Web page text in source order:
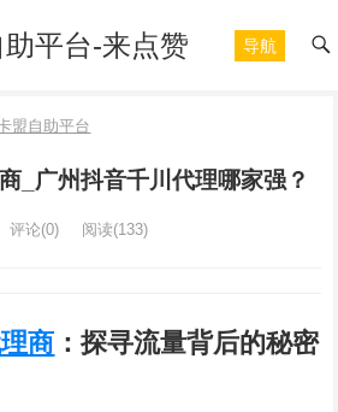
平台-来点赞 导航
盟自助平台
_广州抖音千川代理哪家强？
评论(0) 阅读(133)
商 ：探寻流量背后的秘密